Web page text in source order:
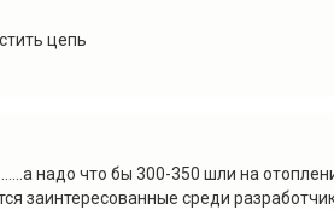
цепь
надо что бы 300-350 шли на
заинтересованные среди